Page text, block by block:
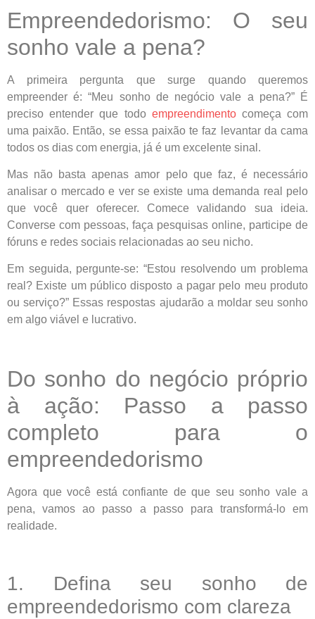
Empreendedorismo: O seu
sonho vale a pena?
A primeira pergunta que surge quando queremos
empreender é: “Meu sonho de negócio vale a pena?” É
preciso entender que todo empreendimentocomeça com
uma paixão. Então, se essa paixão te faz levantar da cama
todos os dias com energia, já é um excelente sinal.
Mas não basta apenas amor pelo que faz, é necessário
analisar o mercado e ver se existe uma demanda real pelo
que você quer oferecer. Comece validando sua ideia.
Converse com pessoas, faça pesquisas online, participe de
fóruns e redes sociais relacionadas ao seu nicho.
Em seguida, pergunte-se: “Estou resolvendo um problema
real? Existe um público disposto a pagar pelo meu produto
ou serviço?” Essas respostas ajudarão a moldar seu sonho
em algo viável e lucrativo.
Do sonho do negócio próprio
à ação: Passo a passo
completo para o
empreendedorismo
Agora que você está confiante de que seu sonho vale a
pena, vamos ao passo a passo para transformá-lo em
realidade.
1. Defina seu sonho de
empreendedorismo com clareza